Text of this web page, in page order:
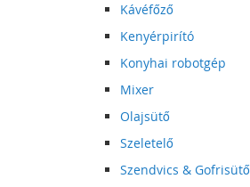
Kávéfőző
Kenyérpirító
Konyhai robotgép
Mixer
Olajsütő
Szeletelő
Szendvics & Gofrisütő